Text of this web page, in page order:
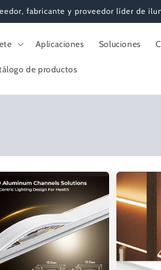
fabricante y proveedor líder de
Aplicaciones Soluciones
de productos